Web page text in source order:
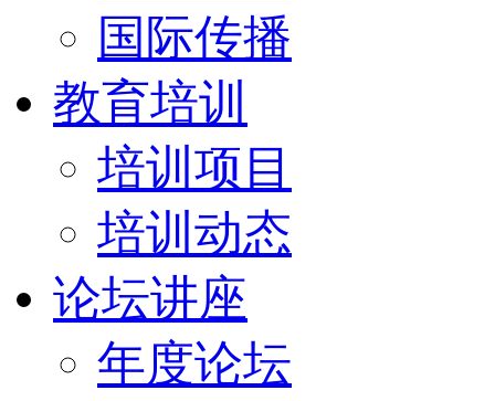
国际传播
教育培训
培训项目
培训动态
论坛讲座
年度论坛